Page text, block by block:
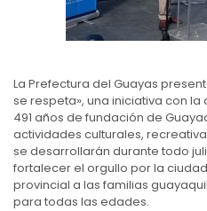
La Prefectura del Guayas
se respeta», una iniciativa con
491 años de fundación de
actividades culturales,
se desarrollarán durante todo
fortalecer el orgullo por la
provincial a las familias
para todas las edades.